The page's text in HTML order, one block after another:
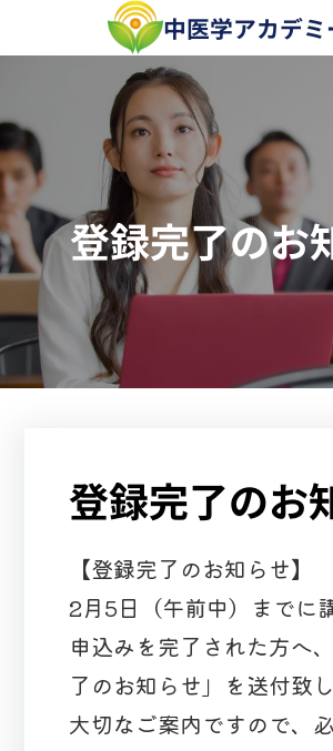
容
ス
キ
ッ
プ
中医学アカデミ
登録完了のお
登録完了のお
【登録完了のお知らせ】
2月5日（午前中）までに
申込みを完了された方へ
了のお知らせ」を送付致し
大切なご案内ですので、